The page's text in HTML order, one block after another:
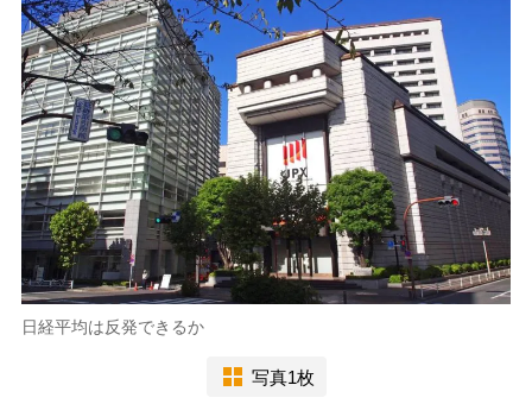
日経平均は反発できるか
写真1枚